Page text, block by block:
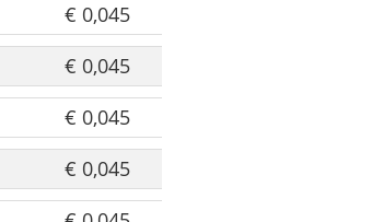
€ 0,045
€ 0,045
€ 0,045
€ 0,045